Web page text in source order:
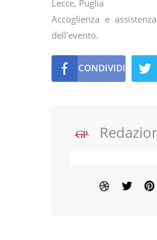
Lecce, Puglia
Accoglienza e
dell'evento.
CONDIVIDI